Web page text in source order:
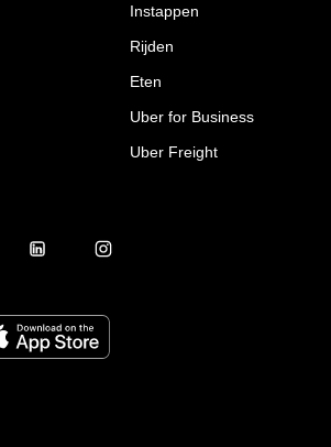
Instappen
Rijden
Eten
Uber for Business
Uber Freight